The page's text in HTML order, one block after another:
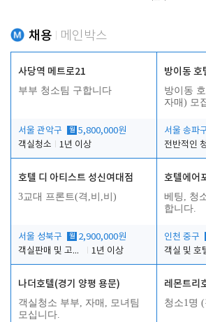
채용 메인박스
사당역 메트로21
부부 청소팀 구합니다
서울 관악구 월 5,800,000원
객실청소
1년 이상
방이동 호
방이동
자매) 모
서울 송파
호텔 디 아티스트 성신여대점
3교대 프론트(격,비,비)
서울 성북구 월 2,900,000원
객실판매 및 고객응대
1년 이상
호텔에어
베팅, 청
합니다.
인천 중구
객실 및 호
나더호텔(경기 양평 용문)
객실청소 부부, 자매, 모녀팀
모십니다.
레몬트리
청소1명